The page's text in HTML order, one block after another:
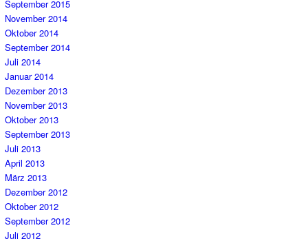
September 2015
November 2014
Oktober 2014
September 2014
Juli 2014
Januar 2014
Dezember 2013
November 2013
Oktober 2013
September 2013
Juli 2013
April 2013
März 2013
Dezember 2012
Oktober 2012
September 2012
Juli 2012